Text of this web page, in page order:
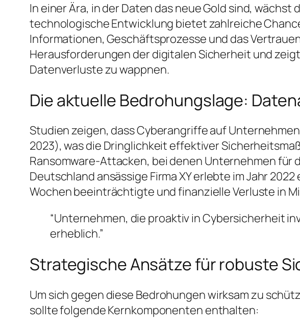
In einer Ära, in der Daten das neue Gold sind, wächst
technologische Entwicklung bietet zahlreiche
Informationen, Geschäftsprozesse und das
Herausforderungen der digitalen Sicherheit und
Datenverluste zu wappnen.
Die aktuelle Bedrohungslage:
Studien zeigen, dass Cyberangriffe auf
2023), was die Dringlichkeit effektiver
Ransomware-Attacken, bei denen Unternehmen für
Deutschland ansässige Firma XY erlebte im Jahr
Wochen beeinträchtigte und finanzielle Verluste in
“Unternehmen, die proaktiv in Cybersicherheit
erheblich.”
Strategische Ansätze für robuste
Um sich gegen diese Bedrohungen wirksam zu
sollte folgende Kernkomponenten enthalten: